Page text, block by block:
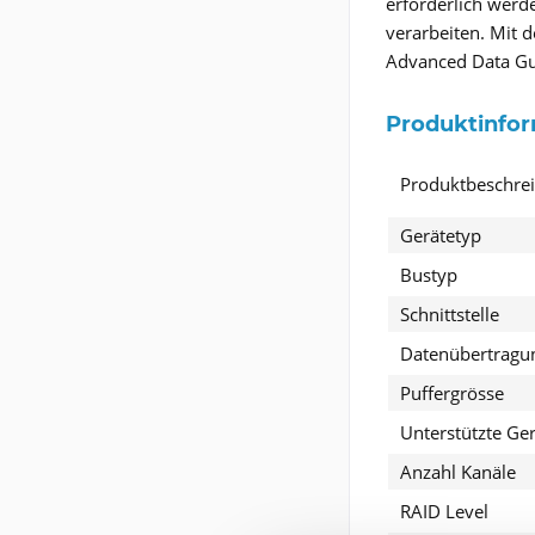
verarbeiten. Mit
Advanced Data
Gerätetyp
Bustyp
Schnittstelle
Puffergrösse
Unterstützte
Anzahl Kanäle
RAID Level